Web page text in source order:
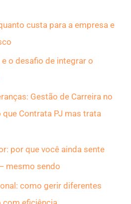
custa para a empresa e
o desafio de integrar o
Gestão de Carreira no
Contrata PJ mas trata
por que você ainda sente
mesmo sendo
como gerir diferentes